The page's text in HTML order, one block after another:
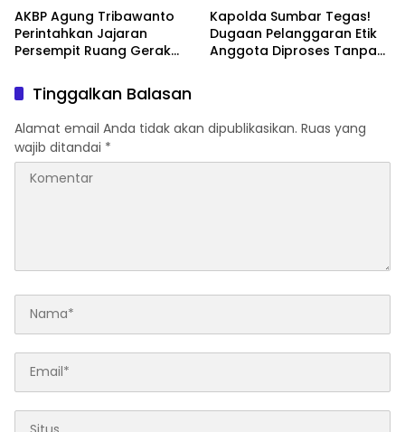
AKBP Agung Tribawanto
Perintahkan Jajaran
Persempit Ruang Gerak
Pasaman Barat
Kapolda Sumbar Tegas!
Dugaan Pelanggaran Etik
Anggota Diproses Tanpa
Tinggalkan Balasan
Alamat email Anda tidak akan dipublikasikan. Ruas yang
wajib ditandai *